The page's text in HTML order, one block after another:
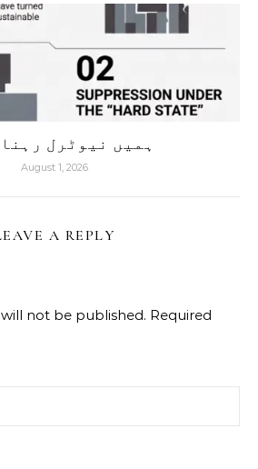
ہمیں نیوٹرل
August 1, 2026
A REPLY
not be published. Required